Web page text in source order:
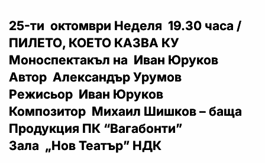
25-ти октомври Неделя 19.30 часа /
ПИЛЕТО, КОЕТО КАЗВА КУ
Моноспектакъл на Иван Юруков
Автор Александър Урумов
Режисьор Иван Юруков
Композитор Михаил Шишков – баща
Продукция ПК “Вагабонти”
Зала „Нов Театър” НДК